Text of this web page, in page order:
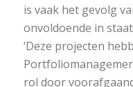
is vaak het gevolg
onvoldoende in
‘Deze projecten
rol door